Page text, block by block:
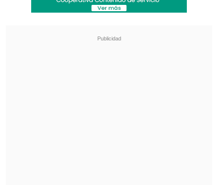
con más de 50 años de historia que sigue
importantes e influyentes de